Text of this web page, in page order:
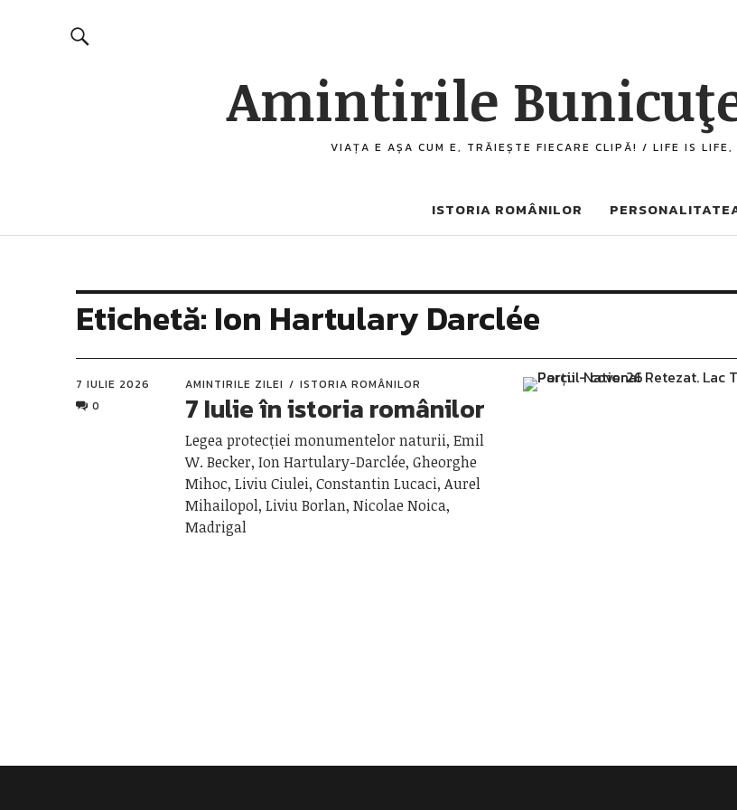
Amintirile
VIAȚA E AȘA CUM E, TRĂIEȘTE FIECARE CLIPĂ! / LIFE IS LIFE,
ISTORIA ROMÂNILOR
Etichetă: Ion Hartulary Darclée
7 IULIE 2026
0
AMINTIRILE ZILEI ISTORIA ROMÂNILOR
7 Iulie în istoria românilor
Legea protecției monumentelor naturii, Emil
W. Becker, Ion Hartulary-Darclée, Gheorghe
Mihoc, Liviu Ciulei, Constantin Lucaci, Aurel
Mihailopol, Liviu Borlan, Nicolae Noica,
Madrigal